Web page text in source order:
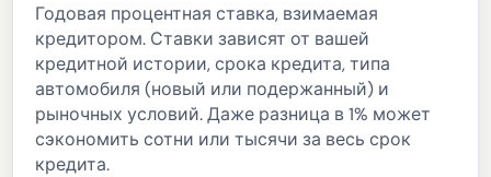
Годовая процентная ставка, взимаемая
кредитором. Ставки зависят от вашей
кредитной истории, срока кредита, типа
автомобиля (новый или подержанный) и
рыночных условий. Даже разница в 1% может
сэкономить сотни или тысячи за весь срок
кредита.